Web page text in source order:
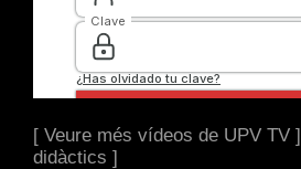
[ Veure més vídeos de UPV TV ]
didàctics ]